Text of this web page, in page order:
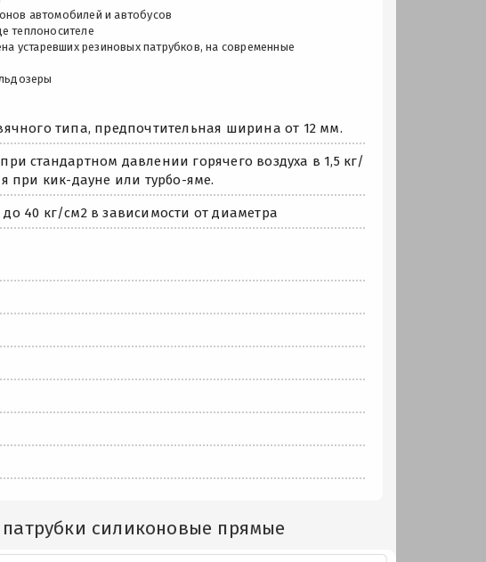
автомобилей и автобусов
теплоносителе
устаревших резиновых патрубков, на современные
типа, предпочтительная ширина от 12 мм.
стандартном давлении горячего воздуха в 1,5 кг/
при кик-дауне или турбо-яме.
40 кг/см2 в зависимости от диаметра
силиконовые прямые